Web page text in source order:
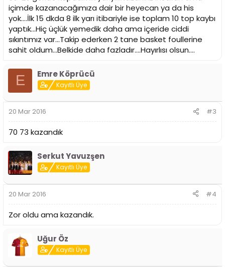
içimde kazanacağımıza dair bir heyecan ya da his
yok....İlk 15 dkda 8 ilk yarı itibariyle ise toplam 10 top kaybı
yaptık...Hiç üçlük yemedik daha ama içeride ciddi
sıkıntımız var...Takip ederken 2 tane basket foullerine
sahit oldum...Belkide daha fazladır....Hayırlısı olsun....
E Emre Köprücü
Kayıtlı Üye
20 Mar 2016 #3
70 73 kazandık
Serkut Yavuzşen
Kayıtlı Üye
20 Mar 2016 #4
Zor oldu ama kazandık.
Uğur Öz
Kayıtlı Üye